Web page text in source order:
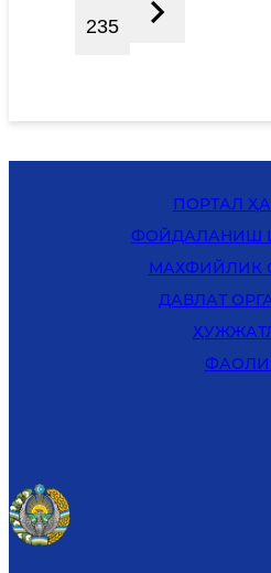
235
ПОРТАЛ
ФОЙДАЛАНИШ
MАХФИЙЛИК
ДАВЛАТ